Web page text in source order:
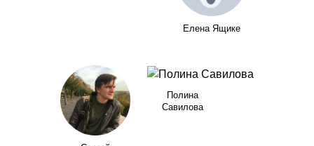
Елена Ящике
Полина
Савилова